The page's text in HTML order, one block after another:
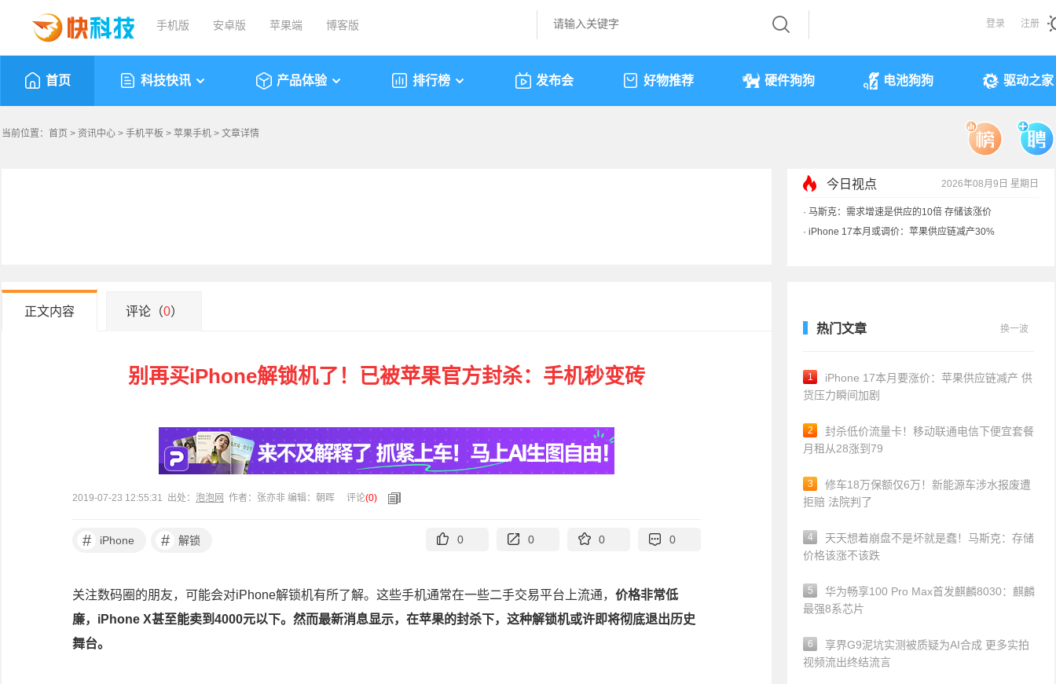
手机版 安卓版 苹果端 博客版 登录 注册
首页 科技快讯 产品体验 排行榜 发布会 好物推荐 硬件狗狗 电池狗狗 驱动之家
当前位置： 首页 > 资讯中心 > 手机平板 > 苹果手机 > 文章详情
今日视点 2026年08月9日 星期日
iPhone 17本月或调价：苹果供应链减产30%
享界G9测试被质疑AI合成 实拍视频终结流言
正文内容 评论（0）
别再买iPhone解锁机了！已被苹果官方封杀：手机秒变砖
2019-07-23 12:55:31 出处： 泡泡网 作者：张亦非 编辑：朝晖 评论(0)
# iPhone # 解锁 0 0 0 0
关注数码圈的朋友，可能会对iPhone解锁机有所了解。这些手机通常在一些二手交易平台上流通， 价格非常低
廉，iPhone X甚至能卖到4000元以下。然而最新消息显示，在苹果的封杀下，这种解锁机或许即将彻底退出历史
舞台。
热门文章 换一波
1
iPhone 17本月要涨价：苹果供应链减产 供
货压力瞬间加剧
2
封杀低价流量卡！移动联通电信下便宜套餐
月租从28涨到79
3
修车18万保额仅6万！新能源车涉水报废遭
拒赔 法院判了
4
天天想着崩盘不是坏就是蠢！马斯克：存储
价格该涨不该跌
5
华为畅享100 Pro Max首发麒麟8030：麒麟
最强8系芯片
6
享界G9泥坑实测被质疑为AI合成 更多实拍
视频流出终结流言